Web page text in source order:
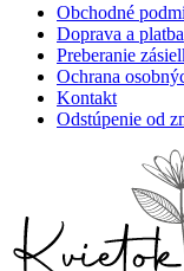
Obchodné
Doprava a platba
Preberanie
Ochrana
Kontakt
Odstúpenie od